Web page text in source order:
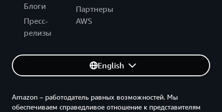
Блоги
Пресс-
релизы
Партнеры
AWS
English
Amazon – работодатель равных возможностей. Мы
обеспечиваем справедливое отношение к представителям